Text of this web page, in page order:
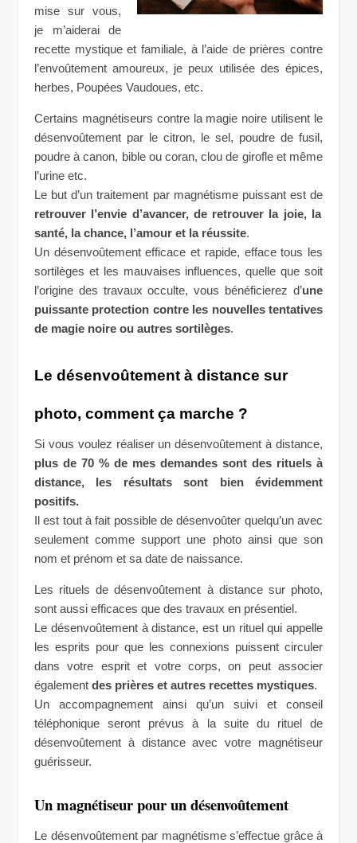
mise sur vous,
je m’aiderai de
recette mystique et familiale, à l’aide de prières contre
l’envoûtement amoureux, je peux utilisée des épices,
herbes, Poupées Vaudoues, etc.
Certains magnétiseurs contre la magie noire utilisent le
désenvoûtement par le citron, le sel, poudre de fusil,
poudre à canon, bible ou coran, clou de girofle et même
l’urine etc.
Le but d’un traitement par magnétisme puissant est de
retrouver l’envie d’avancer, de retrouver la joie, la
santé, la chance, l’amour et la réussite.
Un désenvoûtement efficace et rapide, efface tous les
sortilèges et les mauvaises influences, quelle que soit
l’origine des travaux occulte, vous bénéficierez d’une
puissante protection contre les nouvelles tentatives
de magie noire ou autres sortilèges.
Le désenvoûtement à distance sur
photo, comment ça marche ?
Si vous voulez réaliser un désenvoûtement à distance,
plus de 70 % de mes demandes sont des rituels à
distance, les résultats sont bien évidemment
positifs.
Il est tout à fait possible de désenvoûter quelqu’un avec
seulement comme support une photo ainsi que son
nom et prénom et sa date de naissance.
Les rituels de désenvoûtement à distance sur photo,
sont aussi efficaces que des travaux en présentiel.
Le désenvoûtement à distance, est un rituel qui appelle
les esprits pour que les connexions puissent circuler
dans votre esprit et votre corps, on peut associer
également des prières et autres recettes mystiques.
Un accompagnement ainsi qu’un suivi et conseil
téléphonique seront prévus à la suite du rituel de
désenvoûtement à distance avec votre magnétiseur
guérisseur.
Un magnétiseur pour un désenvoûtement
Le désenvoûtement par magnétisme s’effectue grâce à